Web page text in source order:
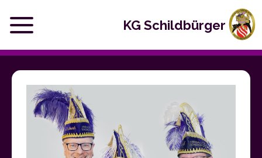
KG Schildbürger
Start
Termine
Verein